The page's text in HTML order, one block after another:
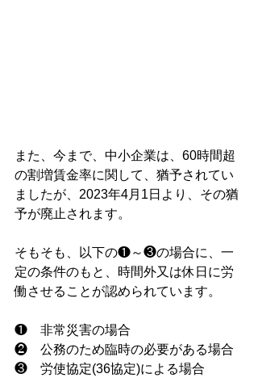
また、今まで、中小企業は、60時間超
の割増賃金率に関して、猶予されてい
ましたが、2023年4月1日より、その猶
予が廃止されます。
そもそも、以下の❶～❸の場合に、一
定の条件のもと、時間外又は休日に労
働させることが認められています。
❶　非常災害の場合
❷　公務のため臨時の必要がある場合
❸　労使協定(36協定)による場合